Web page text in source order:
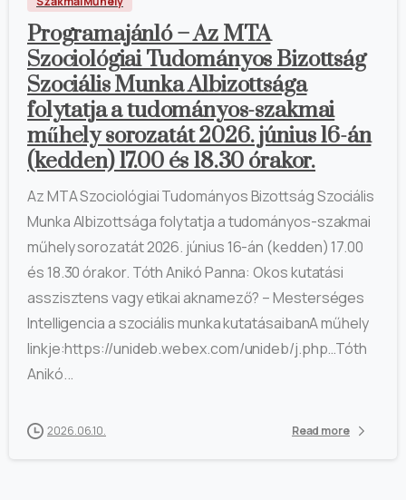
Programajánló – Az MTA
Szociológiai Tudományos Bizottság
Szociális Munka Albizottsága
folytatja a tudományos-szakmai
műhely sorozatát 2026. június 16-án
(kedden) 17.00 és 18.30 órakor.
Az MTA Szociológiai Tudományos Bizottság Szociális
Munka Albizottsága folytatja a tudományos-szakmai
műhely sorozatát 2026. június 16-án (kedden) 17.00
és 18.30 órakor. Tóth Anikó Panna: Okos kutatási
asszisztens vagy etikai aknamező? – Mesterséges
Intelligencia a szociális munka kutatásaibanA műhely
linkje:https://unideb.webex.com/unideb/j.php…Tóth
Anikó...
2026.06.10. Read more